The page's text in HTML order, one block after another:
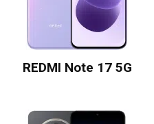
REDMI Note 17 5G